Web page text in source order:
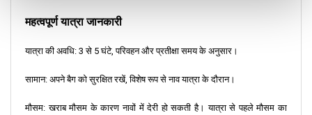
महत्वपूर्ण यात्रा जानकारी
यात्रा की अवधि: 3 से 5 घंटे, परिवहन और प्रतीक्षा समय के अनुसार।
सामान: अपने बैग को सुरक्षित रखें, विशेष रूप से नाव यात्रा के दौरान।
मौसम: खराब मौसम के कारण नावों में देरी हो सकती है। यात्रा से पहले मौसम का